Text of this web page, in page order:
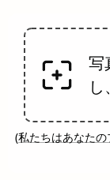
写
(私たちはあなた